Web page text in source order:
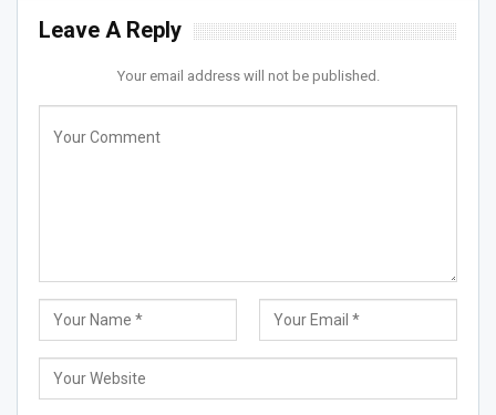
Leave A Reply
Your email address will not be published.